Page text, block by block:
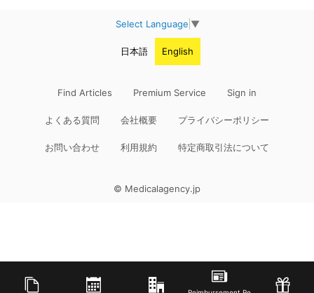
Select Language ▼
日本語 English
Find Articles Premium Service Sign in
よくある質問 会社概要 プライバシーポリシー
お問い合わせ 利用規約 特定商取引法について
© Medicalagency.jp